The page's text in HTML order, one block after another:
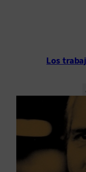
Los